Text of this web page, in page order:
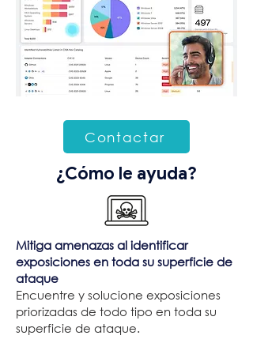
Contactar
¿Cómo le ayuda?
Mitiga amenazas al identificar
exposiciones en toda su superficie de
ataque
Encuentre y solucione exposiciones
priorizadas de todo tipo en toda su
superficie de ataque.